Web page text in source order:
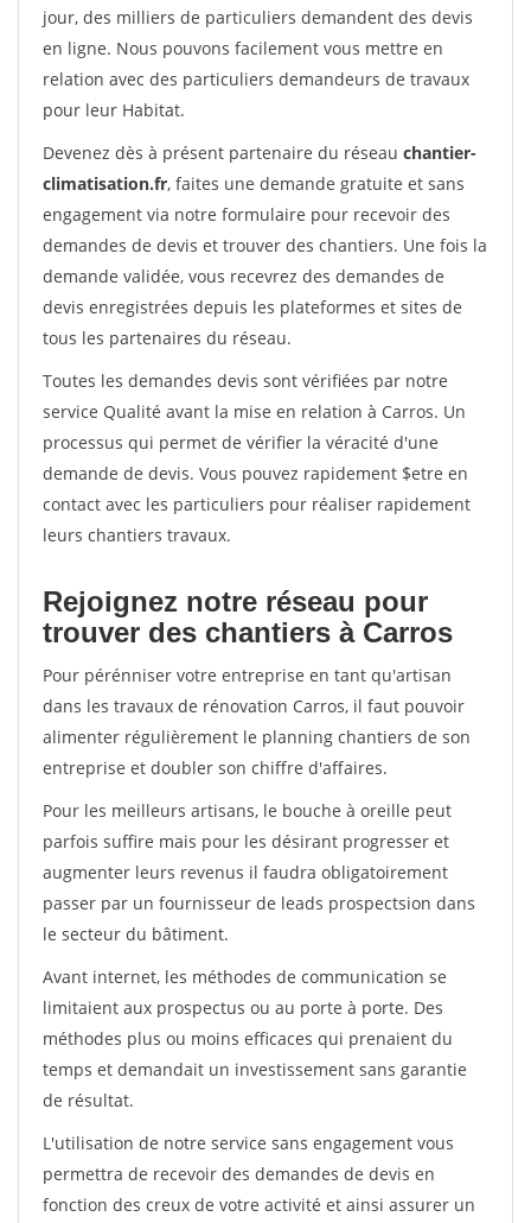
jour, des milliers de particuliers demandent des devis
en ligne. Nous pouvons facilement vous mettre en
relation avec des particuliers demandeurs de travaux
pour leur Habitat.
Devenez dès à présent partenaire du réseau chantier-
climatisation.fr, faites une demande gratuite et sans
engagement via notre formulaire pour recevoir des
demandes de devis et trouver des chantiers. Une fois la
demande validée, vous recevrez des demandes de
devis enregistrées depuis les plateformes et sites de
tous les partenaires du réseau.
Toutes les demandes devis sont vérifiées par notre
service Qualité avant la mise en relation à Carros. Un
processus qui permet de vérifier la véracité d'une
demande de devis. Vous pouvez rapidement $etre en
contact avec les particuliers pour réaliser rapidement
leurs chantiers travaux.
Rejoignez notre réseau pour
trouver des chantiers à Carros
Pour pérénniser votre entreprise en tant qu'artisan
dans les travaux de rénovation Carros, il faut pouvoir
alimenter régulièrement le planning chantiers de son
entreprise et doubler son chiffre d'affaires.
Pour les meilleurs artisans, le bouche à oreille peut
parfois suffire mais pour les désirant progresser et
augmenter leurs revenus il faudra obligatoirement
passer par un fournisseur de leads prospectsion dans
le secteur du bâtiment.
Avant internet, les méthodes de communication se
limitaient aux prospectus ou au porte à porte. Des
méthodes plus ou moins efficaces qui prenaient du
temps et demandait un investissement sans garantie
de résultat.
L'utilisation de notre service sans engagement vous
permettra de recevoir des demandes de devis en
fonction des creux de votre activité et ainsi assurer un